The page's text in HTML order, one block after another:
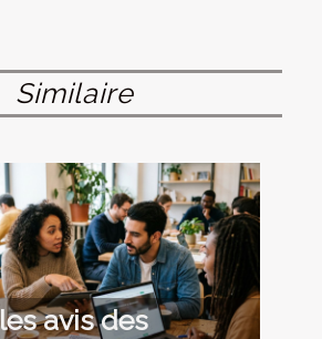
Similaire
avis des